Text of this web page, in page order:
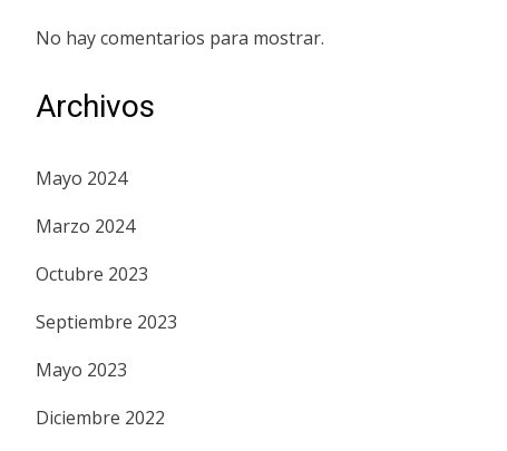
No hay comentarios para mostrar.
Archivos
Mayo 2024
Marzo 2024
Octubre 2023
Septiembre 2023
Mayo 2023
Diciembre 2022